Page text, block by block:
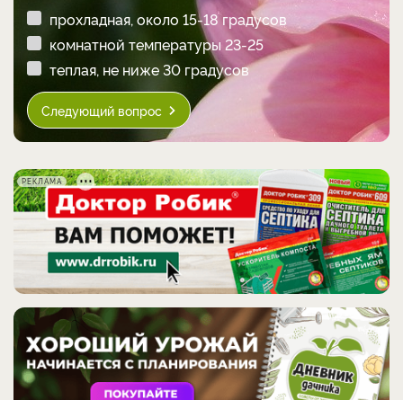
прохладная, около 15-18 градусов
комнатной температуры 23-25
теплая, не ниже 30 градусов
Следующий вопрос
РЕКЛАМА